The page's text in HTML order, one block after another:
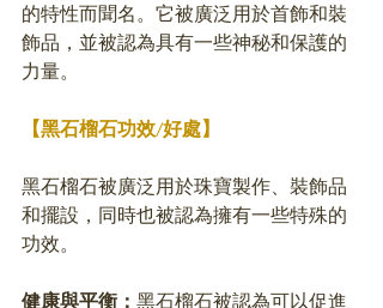
的特性而聞名。它被廣泛用於首飾和裝
飾品，並被認為具有一些神秘和保護的
力量。
【黑石榴石功效/好處】
黑石榴石被廣泛用於珠寶製作、裝飾品
和擺設，同時也被認為擁有一些特殊的
功效。
健康與平衡： 黑石榴石被認為可以促進